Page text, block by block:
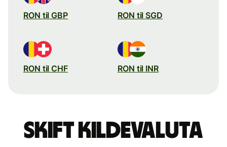
RON til GBP RON til SGD
RON til CHF RON til INR
Skift kildevaluta